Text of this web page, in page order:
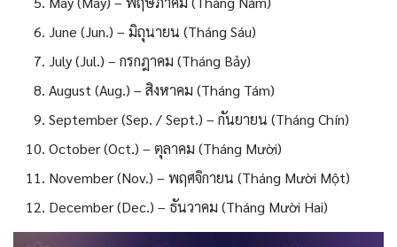
June (Jun.) – มิถุนายน (Tháng Sáu)
July (Jul.) – กรกฎาคม (Tháng Bảy)
August (Aug.) – สิงหาคม (Tháng Tám)
September (Sep. / Sept.) – กันยายน (Tháng Chín)
October (Oct.) – ตุลาคม (Tháng Mười)
November (Nov.) – พฤศจิกายน (Tháng Mười Một)
December (Dec.) – ธันวาคม (Tháng Mười Hai)